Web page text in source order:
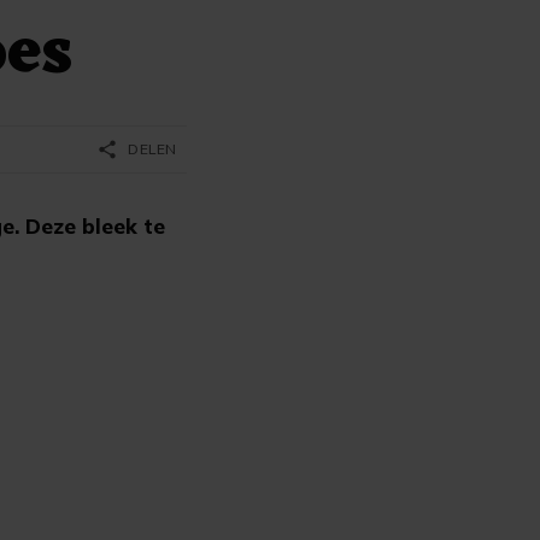
Deze bleek te
share DELEN